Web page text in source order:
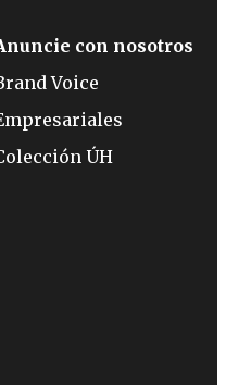
con nosotros
Voice
ÚH